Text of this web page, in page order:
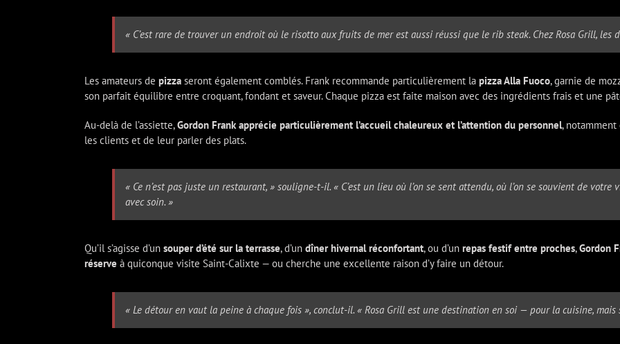
« C’est rare de trouver un endroit où le risotto aux fruits de mer est aussi réussi que le rib steak. Chez Rosa Grill, les
Les amateurs de pizza seront également comblés. Frank recommande particulièrement la pizza Alla Fuoco, garnie de
son parfait équilibre entre croquant, fondant et saveur. Chaque pizza est faite maison avec des ingrédients frais et une
Au-delà de l’assiette,Gordon Frank apprécie particulièrement l’accueil chaleureux et l’attention du personnel,
les clients et de leur parler des plats.
« Ce n’est pas juste un restaurant, » souligne-t-il. « C’est un lieu où l’on se sent attendu, où l’on se souvient de
avec soin. »
Qu’il s’agisse d’un souper d’été sur la terrasse, d’un dîner hivernal réconfortant, ou d’un repas festif entre proches,Gordon
réserve à quiconque visite Saint-Calixte — ou cherche une excellente raison d’y faire un détour.
« Le détour en vaut la peine à chaque fois », conclut-il. « Rosa Grill est une destination en soi — pour la cuisine, mais